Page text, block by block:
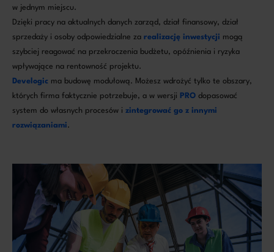
w jednym miejscu.
Dzięki pracy na aktualnych danych zarząd, dział finansowy, dział
sprzedaży i osoby odpowiedzialne za realizację inwestycji mogą
szybciej reagować na przekroczenia budżetu, opóźnienia i ryzyka
wpływające na rentowność projektu.
Develogic ma budowę modułową. Możesz wdrożyć tylko te obszary,
których firma faktycznie potrzebuje, a w wersji
PRO dopasować
system do własnych procesów i zintegrować go z innymi
rozwiązaniami.